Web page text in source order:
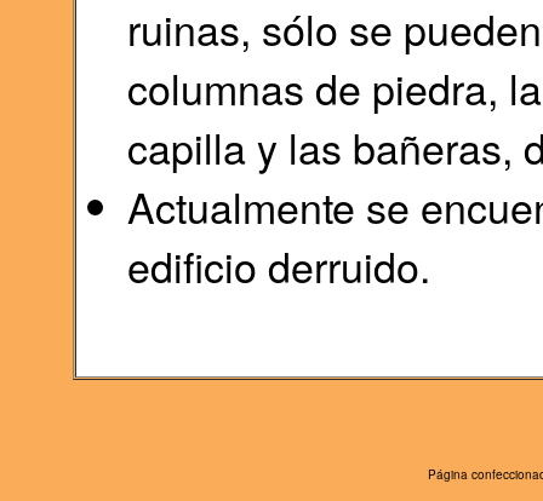
ruinas, sólo se
columnas de piedra,
capilla y las bañeras,
Actualmente se
edificio derruido.
Página